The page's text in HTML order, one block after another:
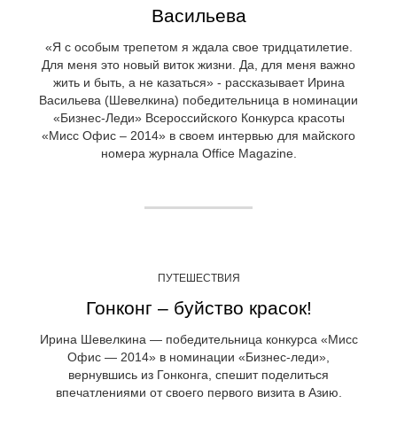
Васильева
«Я с особым трепетом я ждала свое тридцатилетие.
Для меня это новый виток жизни. Да, для меня важно
жить и быть, а не казаться» - рассказывает Ирина
Васильева (Шевелкина) победительница в номинации
«Бизнес-Леди» Всероссийского Конкурса красоты
«Мисс Офис – 2014» в своем интервью для майского
номера журнала Office Magazine.
ПУТЕШЕСТВИЯ
Гонконг – буйство красок!
Ирина Шевелкина — победительница конкурса «Мисс
Офис — 2014» в номинации «Бизнес-леди»,
вернувшись из Гонконга, спешит поделиться
впечатлениями от своего первого визита в Азию.